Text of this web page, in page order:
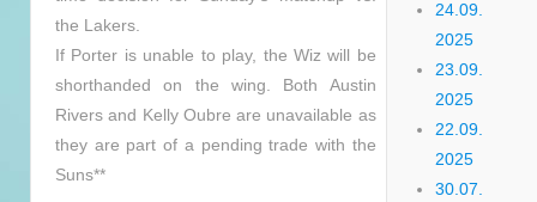
the Lakers.
If Porter is unable to play, the Wiz will be
shorthanded on the wing. Both Austin
Rivers and Kelly Oubre are unavailable as
they are part of a pending trade with the
Suns**
24.09.
2025
23.09.
2025
22.09.
2025
30.07.